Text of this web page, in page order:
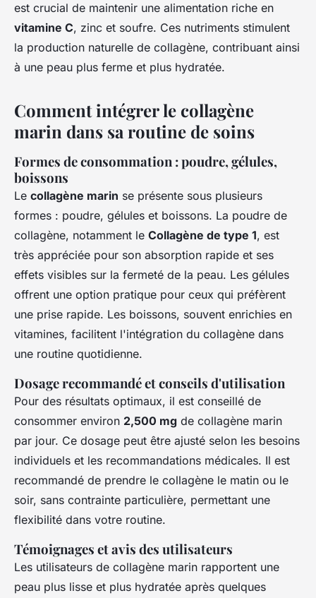
est crucial de maintenir une alimentation riche en
vitamine C, zinc et soufre. Ces nutriments stimulent
la production naturelle de collagène, contribuant ainsi
à une peau plus ferme et plus hydratée.
Comment intégrer le collagène
marin dans sa routine de soins
Formes de consommation : poudre, gélules,
boissons
Le collagène marin se présente sous plusieurs
formes : poudre, gélules et boissons. La poudre de
collagène, notamment le Collagène de type 1, est
très appréciée pour son absorption rapide et ses
effets visibles sur la fermeté de la peau. Les gélules
offrent une option pratique pour ceux qui préfèrent
une prise rapide. Les boissons, souvent enrichies en
vitamines, facilitent l'intégration du collagène dans
une routine quotidienne.
Dosage recommandé et conseils d'utilisation
Pour des résultats optimaux, il est conseillé de
consommer environ 2,500 mg de collagène marin
par jour. Ce dosage peut être ajusté selon les besoins
individuels et les recommandations médicales. Il est
recommandé de prendre le collagène le matin ou le
soir, sans contrainte particulière, permettant une
flexibilité dans votre routine.
Témoignages et avis des utilisateurs
Les utilisateurs de collagène marin rapportent une
peau plus lisse et plus hydratée après quelques